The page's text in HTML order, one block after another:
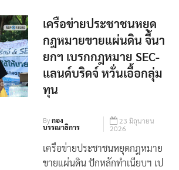
เครือข่ายประชาชนหยุด
กฎหมายขายแผ่นดิน จี้นา
ยกฯ เบรกกฎหมาย SEC-
แลนด์บริดจ์ หวั่นเอื้อกลุ่ม
ทุน
Byกอง
บรรณาธิการ
23 มิถุนายน
2026
เครือข่ายประชาชนหยุดกฎหมาย
ขายแผ่นดิน ปักหลักทำเนียบฯ เป